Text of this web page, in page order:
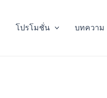
โปรโมชั่น บทความ